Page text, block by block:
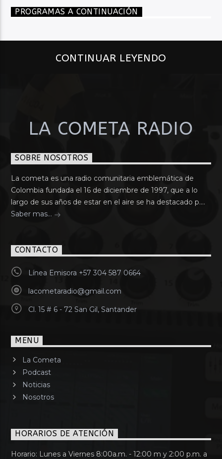
PROGRAMAS A CONTINUACIÓN
CONTINUAR LEYENDO
LA COMETA RADIO
SOBRE NOSOTROS
La cometa es una radio comunitaria emblemática de
Colombia fundada el 16 de diciembre de 1997, que a lo
largo de sus años de estar en el aire se ha destacado p....
Saber mas...
CONTACTO
Línea Emisora +57 304 587 0664
lacometaradio@gmail.com
Cl. 15 # 6 - 72 San Gil, Santander
MENU
La Cometa
Podcast
Noticias
Nosotros
HORARIOS DE ATENCIÓN
Horario: Lunes a Viernes 8:00a.m. - 12:00 m y 2:00 p.m. a